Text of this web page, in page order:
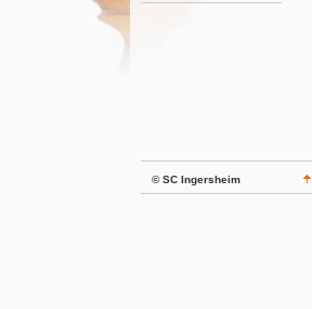
© SC Ingersheim